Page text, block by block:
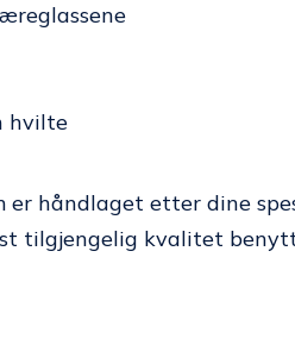
hvilte
er håndlaget etter dine
tilgjengelig kvalitet